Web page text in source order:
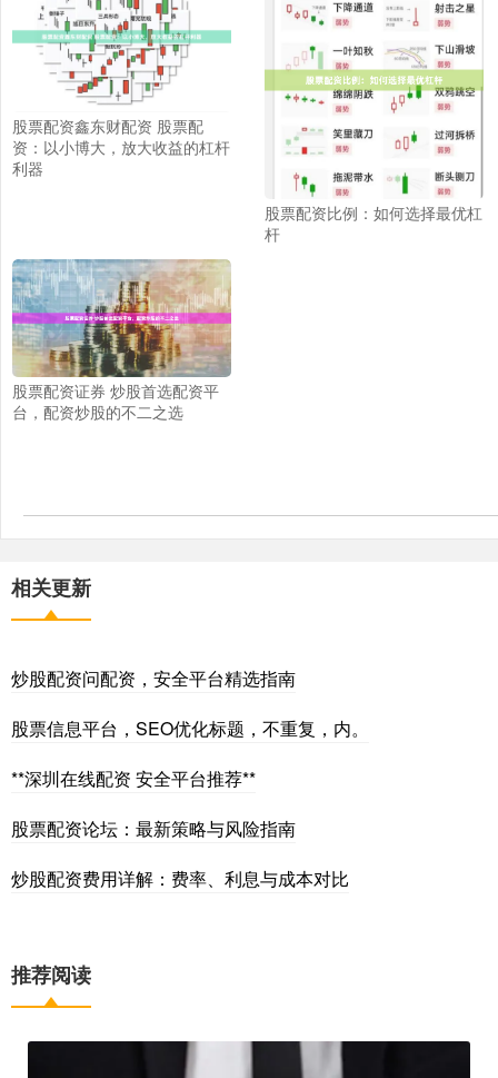
股票配资鑫东财配资 股票配
资：以小博大，放大收益的杠杆
利器
股票配资比例：如何选择最优杠
杆
股票配资证券 炒股首选配资平
台，配资炒股的不二之选
相关更新
炒股配资问配资，安全平台精选指南
股票信息平台，SEO优化标题，不重复，内。
**深圳在线配资 安全平台推荐**
股票配资论坛：最新策略与风险指南
炒股配资费用详解：费率、利息与成本对比
推荐阅读